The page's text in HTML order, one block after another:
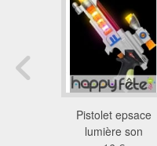
Pistolet epsace
lumière son